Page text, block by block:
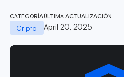
CATEGORÍA
Cripto
ÚLTIMA ACTUALIZACIÓN
April 20, 2025